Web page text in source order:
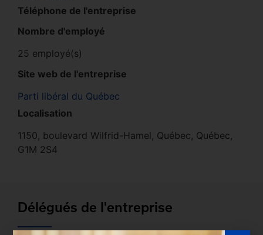
Téléphone de l'entreprise
Nombre d'employé
25 employé(s)
Site web de l'entreprise
Parti libéral du Québec
Localisation
1150, boulevard Wilfrid-Hamel, Québec, Québec,
G1M 2S4
Délégués de l'entreprise